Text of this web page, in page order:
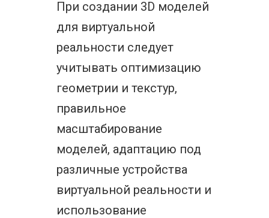
При создании 3D моделей
для виртуальной
реальности следует
учитывать оптимизацию
геометрии и текстур,
правильное
масштабирование
моделей, адаптацию под
различные устройства
виртуальной реальности и
использование